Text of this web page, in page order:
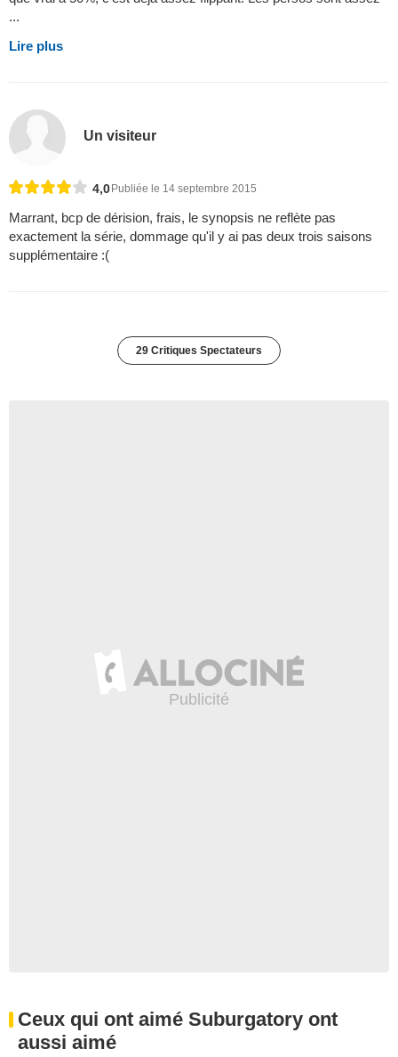
...
Lire plus
Un visiteur
4,0 Publiée le 14 septembre 2015
Marrant, bcp de dérision, frais, le synopsis ne reflète pas
exactement la série, dommage qu'il y ai pas deux trois saisons
supplémentaire :(
29 Critiques Spectateurs
Ceux qui ont aimé Suburgatory ont
aussi aimé